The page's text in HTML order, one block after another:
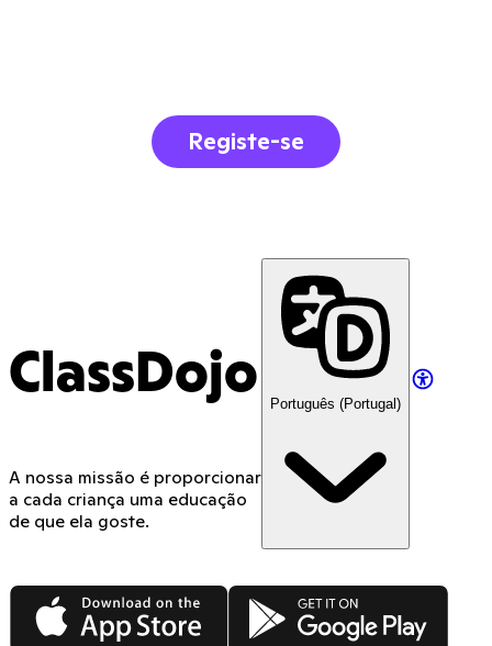
Registe-se
ClassDojo
A nossa missão é proporcionar
a cada criança uma educação
de que ela goste.
Português (Portugal)
App Store Google Play